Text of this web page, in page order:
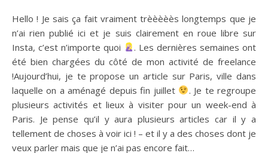
Hello ! Je sais ça fait vraiment trèèèèès longtemps que je
n’ai rien publié ici et je suis clairement en roue libre sur
Insta, c’est n’importe quoi
. Les dernières semaines ont
été bien chargées du côté de mon activité de freelance
!Aujourd’hui, je te propose un article sur Paris, ville dans
laquelle on a aménagé depuis fin juillet
. Je te regroupe
plusieurs activités et lieux à visiter pour un week-end à
Paris. Je pense qu’il y aura plusieurs articles car il y a
tellement de choses à voir ici ! – et il y a des choses dont je
veux parler mais que je n’ai pas encore fait…